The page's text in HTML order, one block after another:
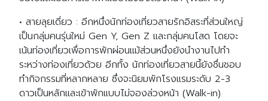
• สายลุยเดี่ยว : อีกหนึ่งนักท่องเที่ยวสายรักอิสระที่ส่วนใหญ่
เป็นกลุ่มคนรุ่นใหม่ Gen Y, Gen Z และกลุ่มคนโสด โดยจะ
เน้นท่องเที่ยวเพื่อการพักผ่อนแม้ส่วนหนึ่งยังนำงานไปทำ
ระหว่างท่องเที่ยวด้วย อีกทั้ง นักท่องเที่ยวสายนี้ยังชื่นชอบ
ทำกิจกรรมที่หลากหลาย ซึ่งจะนิยมพักโรงแรมระดับ 2-3
ดาวเป็นหลักและเข้าพักแบบไม่จองล่วงหน้า (Walk-in)